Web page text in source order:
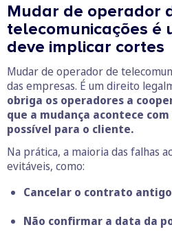
Mudar de operador
telecomunicações é
deve implicar cortes
Mudar de operador de
das empresas. É um direito
obriga os operadores a
que a mudança acontece
possível para o cliente.
Na prática, a maioria das falhas
evitáveis, como:
Cancelar o contrato
Não confirmar a data da